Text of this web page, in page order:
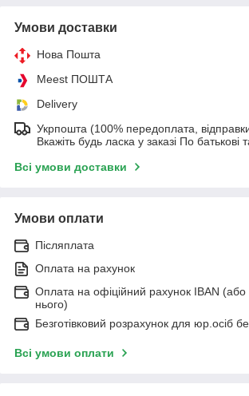
Умови доставки
Нова Пошта
Meest ПОШТА
Delivery
Укрпошта (100% передоплата,
Вкажіть будь ласка у заказі По батькові
Всі умови доставки
Умови оплати
Післяплата
Оплата на рахунок
Оплата на офіційний рахунок IBAN
нього)
Безготівковий розрахунок для юр.осіб
Всі умови оплати